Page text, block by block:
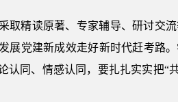
取精读原著、专家辅导、研讨交
展党建新成效走好新时代赶考路
同、情感认同，要扎扎实实把“